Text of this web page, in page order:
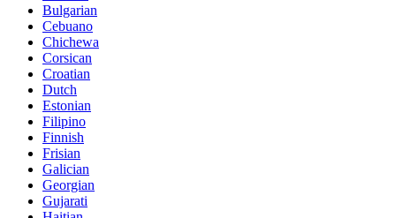
Bulgarian
Cebuano
Chichewa
Corsican
Croatian
Dutch
Estonian
Filipino
Finnish
Frisian
Galician
Georgian
Gujarati